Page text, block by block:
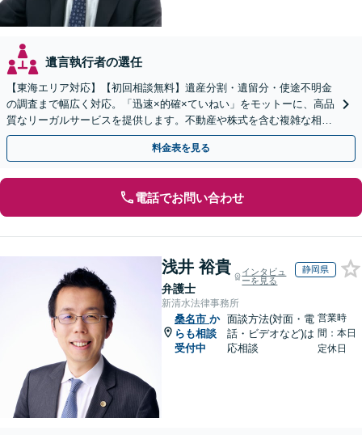
遺言執行者の選任
【東海エリア対応】【初回相談無料】遺産分割・遺留分・使途不明金
の調査まで幅広く対応。「迅速×的確×ていねい」をモットーに、高品
質なリーガルサービスを提供します。不動産や株式を含む複雑な相続
もお任せください【休日・夜間対応OK】
料金表を見る
電話でお問い合わせ
浅井 裕貴
弁護士
インタビュ
ーを見る
静岡県
新清水法律事務所
桑名市 か
らも相談
受付中
面談方法(対面・電
話・ビデオなど)は
応相談
営業時
間：本日
定休日